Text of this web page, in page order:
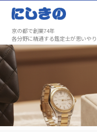
京の都で創業74年
各分野に精通する鑑定士が思いや
買取実績